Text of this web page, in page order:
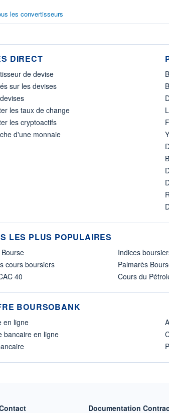
les convertisseurs
DIRECT
de devise
sur les devises
les taux de change
les cryptoactifs
d'une monnaie
LES PLUS POPULAIRES
cours boursiers
40
Indices
Palmarès
Cours du
BOURSOBANK
en ligne
bancaire en ligne
Documentation